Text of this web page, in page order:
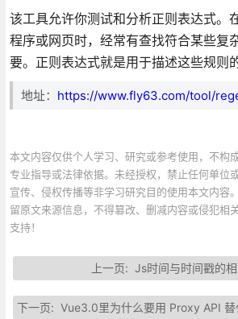
该工具允许你测试和分析正则表达式。
程序或网页时，经常有查找符合某些复
要。正则表达式就是用于描述这些规则
地址： https://www.fly63.com/tool/
本文内容仅供个人学习、研究或参考使用，不构
专业指导或法律依据。未经授权，禁止任何单位
宣传、侵权传播等非学习研究目的使用本文内容
留原文来源信息，不得篡改、删减内容或侵犯相
支持！
上一页:Js时间与时间戳的
下一页:Vue3.0里为什么要用 Proxy API 替代